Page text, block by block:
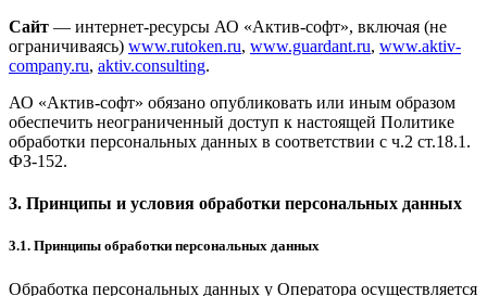
Сайт — интернет-ресурсы АО «Актив-софт», включая (не
ограничиваясь) www.rutoken.ru, www.guardant.ru, www.aktiv-
company.ru, aktiv.consulting.
АО «Актив-софт» обязано опубликовать или иным образом
обеспечить неограниченный доступ к настоящей Политике
обработки персональных данных в соответствии с ч.2 ст.18.1.
ФЗ-152.
3. Принципы и условия обработки персональных данных
3.1. Принципы обработки персональных данных
Обработка персональных данных у Оператора осуществляется